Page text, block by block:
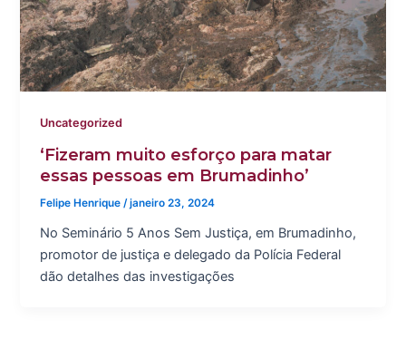
Uncategorized
‘Fizeram muito esforço para matar
essas pessoas em Brumadinho’
Felipe Henrique/janeiro 23, 2024
No Seminário 5 Anos Sem Justiça, em Brumadinho,
promotor de justiça e delegado da Polícia Federal
dão detalhes das investigações